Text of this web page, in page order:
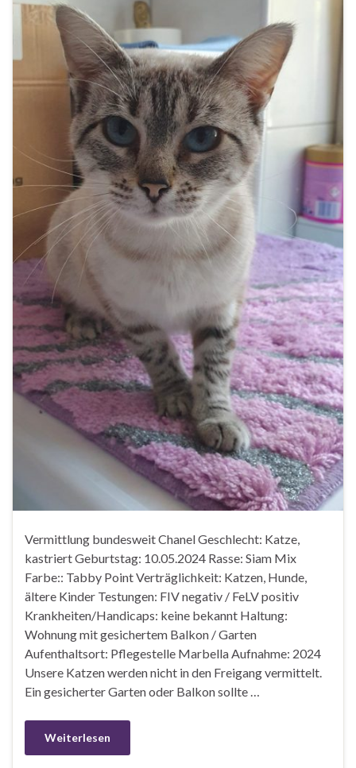
Vermittlung bundesweit Chanel Geschlecht: Katze,
kastriert Geburtstag: 10.05.2024 Rasse: Siam Mix
Farbe:: Tabby Point Verträglichkeit: Katzen, Hunde,
ältere Kinder Testungen: FIV negativ / FeLV positiv
Krankheiten/Handicaps: keine bekannt Haltung:
Wohnung mit gesichertem Balkon / Garten
Aufenthaltsort: Pflegestelle Marbella Aufnahme: 2024
Unsere Katzen werden nicht in den Freigang vermittelt.
Ein gesicherter Garten oder Balkon sollte …
Weiterlesen